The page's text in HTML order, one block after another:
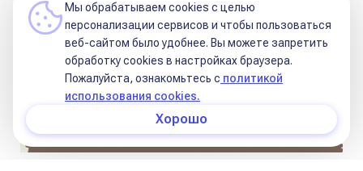
Мы обрабатываем cookies с целью
персонализации сервисов и чтобы пользоваться
веб-сайтом было удобнее. Вы можете запретить
обработку сookies в настройках браузера.
Пожалуйста, ознакомьтесь с политикой
использования cookies.
Хорошо